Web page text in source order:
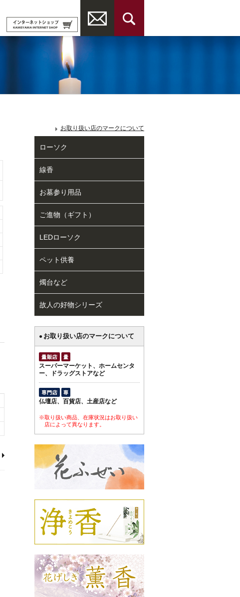
お取り扱い店のマークについて
ローソク
線香
お墓参り用品
ご進物（ギフト）
LEDローソク
ペット供養
燭台など
故人の好物シリーズ
● お取り扱い店のマークについて
スーパーマーケット、ホームセンタ
ー、ドラッグストアなど
仏壇店、百貨店、土産店など
※取り扱い商品、在庫状況はお取り扱い
店によって異なります。